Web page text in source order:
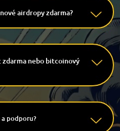
airdropy zdarma?
zdarma nebo bitcoinový
podporu?